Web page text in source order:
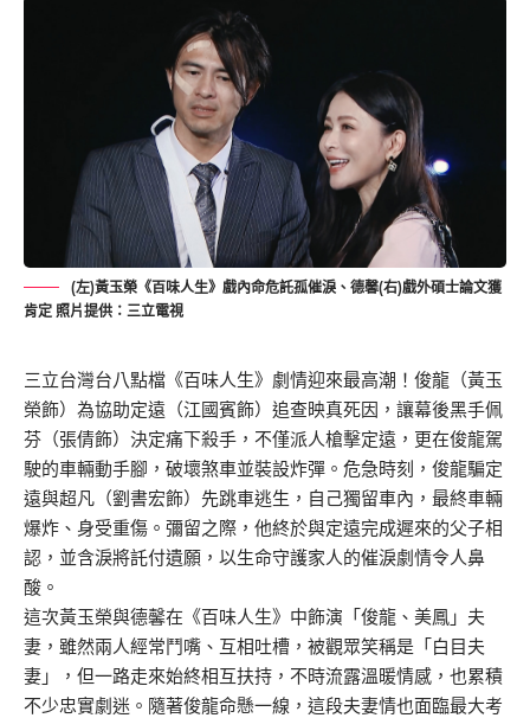
(左)黃玉榮《百味人生》戲內命危託孤催淚、德馨(右)戲外碩士論文獲
肯定 照片提供：三立電視
三立台灣台八點檔《百味人生》劇情迎來最高潮！俊龍（黃玉
榮飾）為協助定遠（江國賓飾）追查映真死因，讓幕後黑手佩
芬（張倩飾）決定痛下殺手，不僅派人槍擊定遠，更在俊龍駕
駛的車輛動手腳，破壞煞車並裝設炸彈。危急時刻，俊龍騙定
遠與超凡（劉書宏飾）先跳車逃生，自己獨留車內，最終車輛
爆炸、身受重傷。彌留之際，他終於與定遠完成遲來的父子相
認，並含淚將託付遺願，以生命守護家人的催淚劇情令人鼻
酸。
這次黃玉榮與德馨在《百味人生》中飾演「俊龍、美鳳」夫
妻，雖然兩人經常鬥嘴、互相吐槽，被觀眾笑稱是「白目夫
妻」，但一路走來始終相互扶持，不時流露溫暖情感，也累積
不少忠實劇迷。隨著俊龍命懸一線，這段夫妻情也面臨最大考